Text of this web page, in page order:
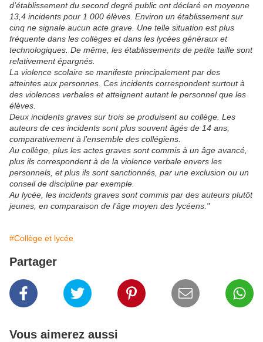
d’établissement du second degré public ont déclaré en moyenne
13,4 incidents pour 1 000 élèves. Environ un établissement sur
cinq ne signale aucun acte grave. Une telle situation est plus
fréquente dans les collèges et dans les lycées généraux et
technologiques. De même, les établissements de petite taille sont
relativement épargnés.
La violence scolaire se manifeste principalement par des
atteintes aux personnes. Ces incidents correspondent surtout à
des violences verbales et atteignent autant le personnel que les
élèves.
Deux incidents graves sur trois se produisent au collège. Les
auteurs de ces incidents sont plus souvent âgés de 14 ans,
comparativement à l’ensemble des collégiens.
Au collège, plus les actes graves sont commis à un âge avancé,
plus ils correspondent à de la violence verbale envers les
personnels, et plus ils sont sanctionnés, par une exclusion ou un
conseil de discipline par exemple.
Au lycée, les incidents graves sont commis par des auteurs plutôt
jeunes, en comparaison de l’âge moyen des lycéens."
#Collège et lycée
Partager
Vous aimerez aussi